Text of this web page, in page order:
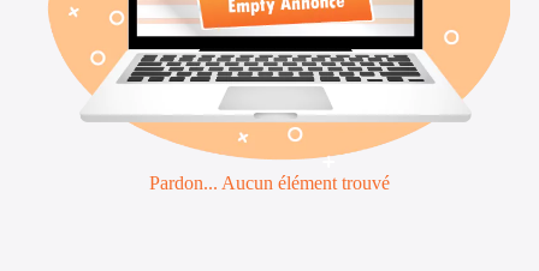
Pardon... Aucun élément trouvé